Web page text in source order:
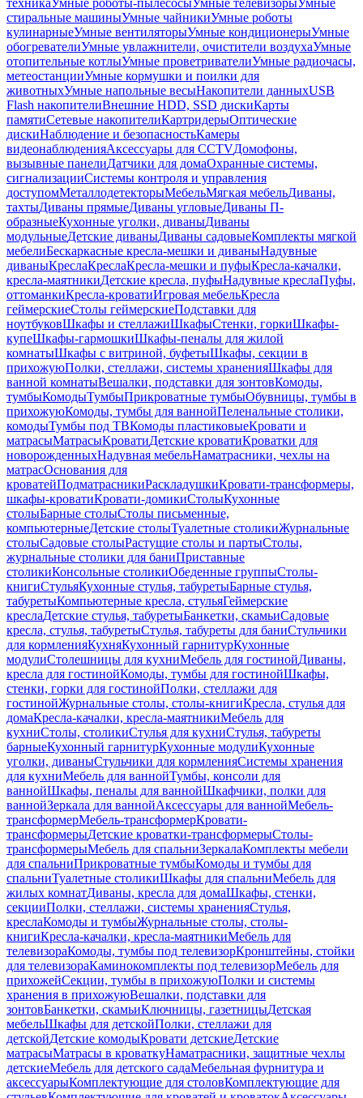
техникаУмные роботы-пылесосыУмные телевизорыУмные
стиральные машиныУмные чайникиУмные роботы
кулинарныеУмные вентиляторыУмные кондиционерыУмные
обогревателиУмные увлажнители, очистители воздухаУмные
отопительные котлыУмные проветривателиУмные радиочасы,
метеостанцииУмные кормушки и поилки для
животныхУмные напольные весыНакопители данныхUSB
Flash накопителиВнешние HDD, SSD дискиКарты
памятиСетевые накопителиКартридерыОптические
дискиНаблюдение и безопасностьКамеры
видеонаблюденияАксессуары для CCTVДомофоны,
вызывные панелиДатчики для домаОхранные системы,
сигнализацииСистемы контроля и управления
доступомМеталлодетекторыМебельМягкая мебельДиваны,
тахтыДиваны прямыеДиваны угловыеДиваны П-
образныеКухонные уголки, диваныДиваны
модульныеДетские диваныДиваны садовыеКомплекты мягкой
мебелиБескаркасные кресла-мешки и диваныНадувные
диваныКреслаКреслаКресла-мешки и пуфыКресла-качалки,
кресла-маятникиДетские кресла, пуфыНадувные креслаПуфы,
оттоманкиКресла-кроватиИгровая мебельКресла
геймерскиеСтолы геймерскиеПодставки для
ноутбуковШкафы и стеллажиШкафыСтенки, горкиШкафы-
купеШкафы-гармошкиШкафы-пеналы для жилой
комнатыШкафы с витриной, буфетыШкафы, секции в
прихожуюПолки, стеллажи, системы храненияШкафы для
ванной комнатыВешалки, подставки для зонтовКомоды,
тумбыКомодыТумбыПрикроватные тумбыОбувницы, тумбы в
прихожуюКомоды, тумбы для ваннойПеленальные столики,
комодыТумбы под ТВКомоды пластиковыеКровати и
матрасыМатрасыКроватиДетские кроватиКроватки для
новорожденныхНадувная мебельНаматрасники, чехлы на
матрасОснования для
кроватейПодматрасникиРаскладушкиКровати-трансформеры,
шкафы-кроватиКровати-домикиСтолыКухонные
столыБарные столыСтолы письменные,
компьютерныеДетские столыТуалетные столикиЖурнальные
столыСадовые столыРастущие столы и партыСтолы,
журнальные столики для баниПриставные
столикиКонсольные столикиОбеденные группыСтолы-
книгиСтульяКухонные стулья, табуретыБарные стулья,
табуретыКомпьютерные кресла, стульяГеймерские
креслаДетские стулья, табуретыБанкетки, скамьиСадовые
кресла, стулья, табуретыСтулья, табуреты для баниСтульчики
для кормленияКухняКухонный гарнитурКухонные
модулиСтолешницы для кухниМебель для гостинойДиваны,
кресла для гостинойКомоды, тумбы для гостинойШкафы,
стенки, горки для гостинойПолки, стеллажи для
гостинойЖурнальные столы, столы-книгиКресла, стулья для
домаКресла-качалки, кресла-маятникиМебель для
кухниСтолы, столикиСтулья для кухниСтулья, табуреты
барныеКухонный гарнитурКухонные модулиКухонные
уголки, диваныСтульчики для кормленияСистемы хранения
для кухниМебель для ваннойТумбы, консоли для
ваннойШкафы, пеналы для ваннойШкафчики, полки для
ваннойЗеркала для ваннойАксессуары для ваннойМебель-
трансформерМебель-трансформерКровати-
трансформерыДетские кроватки-трансформерыСтолы-
трансформерыМебель для спальниЗеркалаКомплекты мебели
для спальниПрикроватные тумбыКомоды и тумбы для
спальниТуалетные столикиШкафы для спальниМебель для
жилых комнатДиваны, кресла для домаШкафы, стенки,
секцииПолки, стеллажи, системы храненияСтулья,
креслаКомоды и тумбыЖурнальные столы, столы-
книгиКресла-качалки, кресла-маятникиМебель для
телевизораКомоды, тумбы под телевизорКронштейны, стойки
для телевизораКаминокомплекты под телевизорМебель для
прихожейСекции, тумбы в прихожуюПолки и системы
хранения в прихожуюВешалки, подставки для
зонтовБанкетки, скамьиКлючницы, газетницыДетская
мебельШкафы для детскойПолки, стеллажи для
детскойДетские комодыКровати детскиеДетские
матрасыМатрасы в кроваткуНаматрасники, защитные чехлы
детскиеМебель для детского садаМебельная фурнитура и
аксессуарыКомплектующие для столовКомплектующие для